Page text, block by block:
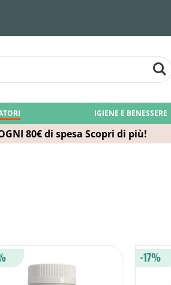
80€ di spesa Scopri di più!
IGIENE E BENESSERE
-17%